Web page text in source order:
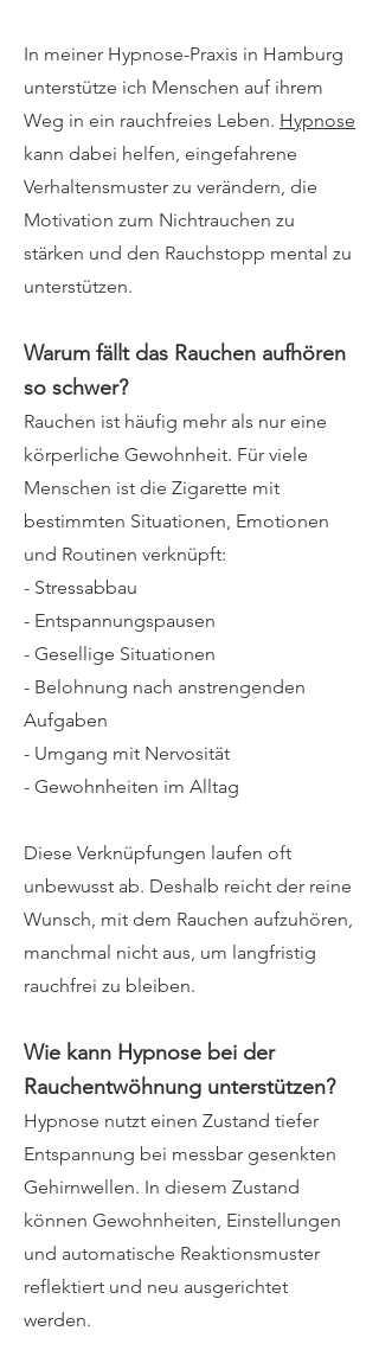
In meiner Hypnose-Praxis in Hamburg
unterstütze ich Menschen auf ihrem
Weg in ein rauchfreies Leben. Hypnose
kann dabei helfen, eingefahrene
Verhaltensmuster zu verändern, die
Motivation zum Nichtrauchen zu
stärken und den Rauchstopp mental zu
unterstützen.
Warum fällt das Rauchen aufhören
so schwer?
Rauchen ist häufig mehr als nur eine
körperliche Gewohnheit. Für viele
Menschen ist die Zigarette mit
bestimmten Situationen, Emotionen
und Routinen verknüpft:
- Stressabbau
- Entspannungspausen
- Gesellige Situationen
- Belohnung nach anstrengenden
Aufgaben
- Umgang mit Nervosität
- Gewohnheiten im Alltag
Diese Verknüpfungen laufen oft
unbewusst ab. Deshalb reicht der reine
Wunsch, mit dem Rauchen aufzuhören,
manchmal nicht aus, um langfristig
rauchfrei zu bleiben.
Wie kann Hypnose bei der
Rauchentwöhnung unterstützen?
Hypnose nutzt einen Zustand tiefer
Entspannung bei messbar gesenkten
Gehirnwellen. In diesem Zustand
können Gewohnheiten, Einstellungen
und automatische Reaktionsmuster
reflektiert und neu ausgerichtet
werden.